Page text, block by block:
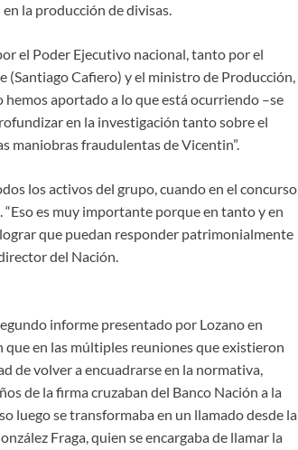
la producción de divisas.
el Poder Ejecutivo nacional, tanto por el
(Santiago Cafiero) y el ministro de Producción,
aportado a lo que está ocurriendo –se
en la investigación tanto sobre el
maniobras fraudulentas de Vicentin”.
los activos del grupo, cuando en el concurso
es muy importante porque en tanto y en
que puedan responder patrimonialmente
del Nación.
informe presentado por Lozano en
que en las múltiples reuniones que existieron
de volver a encuadrarse en la normativa,
de la firma cruzaban del Banco Nación a la
luego se transformaba en un llamado desde la
Fraga, quien se encargaba de llamar la